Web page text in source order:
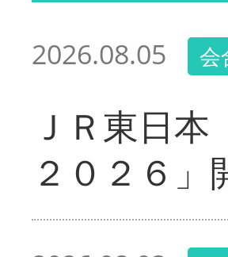
2026.08.05 会
ＪＲ東日
２０２６」